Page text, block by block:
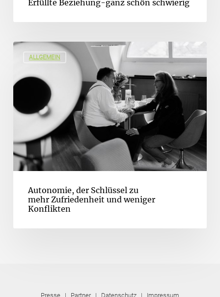
Erfüllte Beziehung-ganz schön schwierig
ALLGEMEIN
Autonomie, der Schlüssel zu
mehr Zufriedenheit und weniger
Konflikten
Presse| Partner| Datenschutz| Impressum